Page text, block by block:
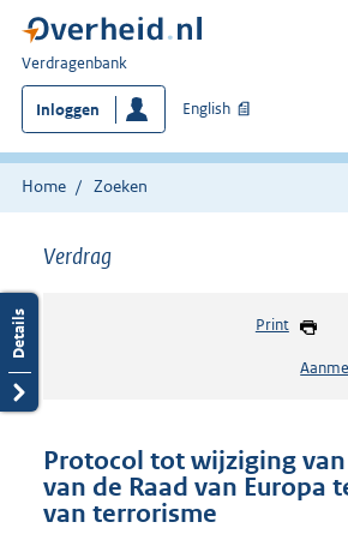
U
bent
hier:
Verdragenbank
Inloggen English
Home Zoeken
Verdrag
Print
Protocol tot wijziging
van de Raad van Europa
van terrorisme